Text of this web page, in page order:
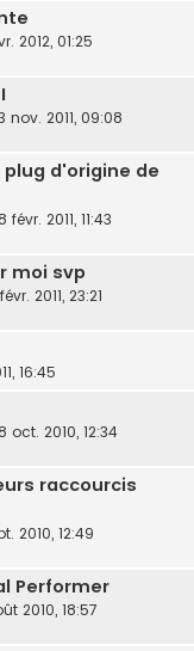
2012, 01:25
nov. 2011, 09:08
d'origine de
févr. 2011, 11:43
moi svp
2011, 23:21
16:45
oct. 2010, 12:34
raccourcis
2010, 12:49
Performer
2010, 18:57